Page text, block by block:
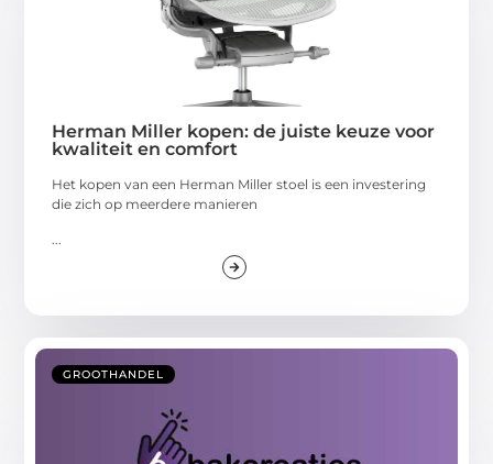
Herman Miller kopen: de juiste keuze voor
kwaliteit en comfort
Het kopen van een Herman Miller stoel is een investering
die zich op meerdere manieren
...
GROOTHANDEL